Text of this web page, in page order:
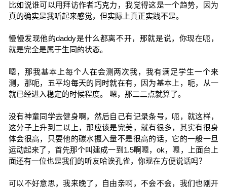
比如说谁可以用拜访作者巧克力，我觉得这是一个趋势，因为
真的确实是我听起来感觉，但实际上真正实践不是。
慢慢发现他的daddy是什么都离不开，那就是说，你现在呃，
就是完全是属于生同的状态。
嗯，那我基本上每个人在会测两次我，我有满足学生一个来
测，那呃，五平均每天的同时就在有，因为基本上，呃，从一
就已经进入稳定的时候程度。 嗯，那二二点就算了。
没有神童同学去健身啊，然后自己有记录条号，呃，就这样，
这分子上升到二以上，那应该是完美，就有很多，其实有很身
体会很高，只要他的碳水摄入量不是很高的话，它的一般一旦
运动起来了，首先那个叫建成一到1.5啊嗯，ok，嗯，上面台上
面还有一位也是我们的听友哈诶孔雀，你现在方便说话吗？
可以不好意思，我来晚了，自由亲啊，不会不会，我们也刚开